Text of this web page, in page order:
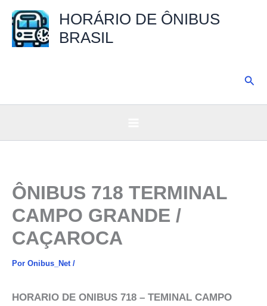
para
HORÁRIO DE ÔNIBUS
BRASIL
ÔNIBUS 718 TERMINAL
CAMPO GRANDE /
CAÇAROCA
Por Onibus_Net /
HORARIO DE ONIBUS 718 – TEMINAL CAMPO